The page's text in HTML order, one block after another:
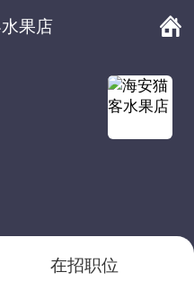
果店
在招职位